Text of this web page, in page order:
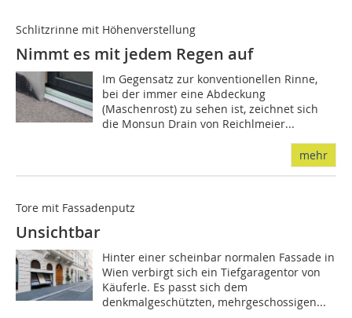
Schlitzrinne mit Höhenverstellung
Nimmt es mit jedem Regen auf
Im Gegensatz zur konventionellen Rinne,
bei der immer eine Abdeckung
(Maschenrost) zu sehen ist, zeichnet sich
die Monsun Drain von Reichlmeier...
mehr
Tore mit Fassadenputz
Unsichtbar
Hinter einer scheinbar normalen Fassade in
Wien verbirgt sich ein Tiefgaragentor von
Käuferle. Es passt sich dem
denkmalgeschützten, mehrgeschossigen...